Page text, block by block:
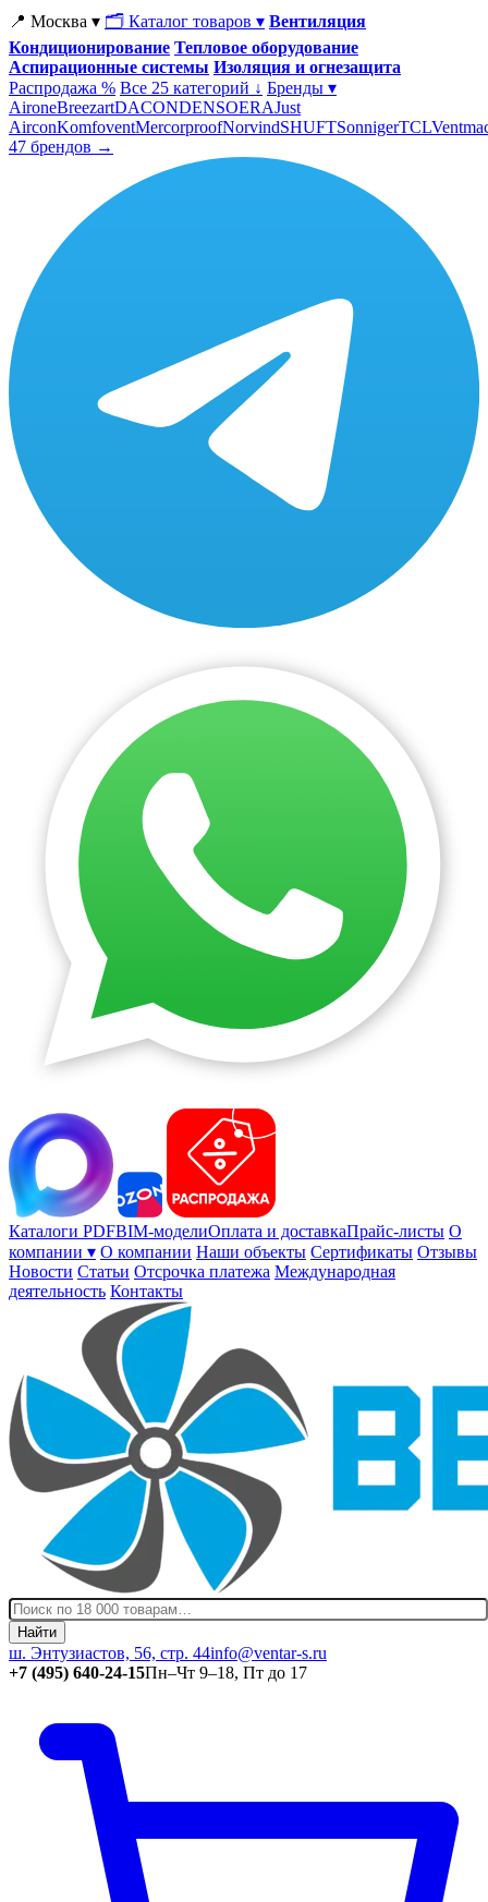
📍 Москва ▾ 🗂 Каталог товаров ▾ Вентиляция
Кондиционирование Тепловое оборудование
Аспирационные системы Изоляция и огнезащита
Распродажа % Все 25 категорий ↓ Бренды ▾
AironeBreezartDACONDENSOERAJust
AirconKomfoventMercorproofNorvindSHUFTSonnigerTCL
47 брендов →
Каталоги PDFBIM-моделиОплата и доставкаПрайс-листы О
компании ▾ О компании Наши объекты Сертификаты Отзывы
Новости Статьи Отсрочка платежа Международная
деятельность Контакты
Найти
ш. Энтузиастов, 56, стр. 44info@ventar-s.ru
+7 (495) 640-24-15Пн–Чт 9–18, Пт до 17